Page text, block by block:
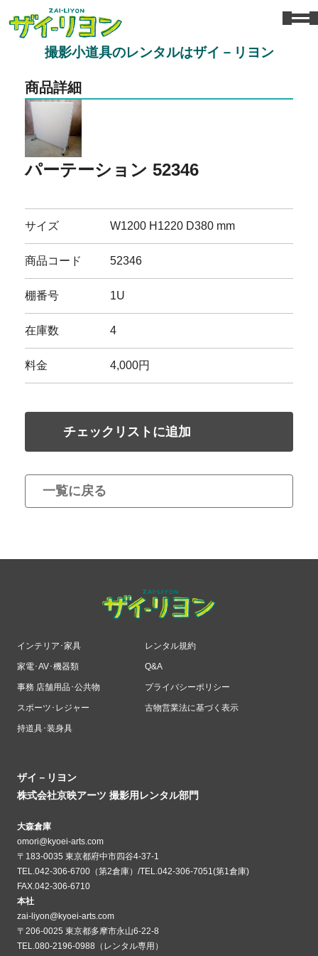
撮影小道具のレンタルはザイ－リヨン
商品詳細
パーテーション 52346
サイズ W1200 H1220 D380 mm
商品コード 52346
棚番号 1U
在庫数 4
料金 4,000円
チェックリストに追加
一覧に戻る
インテリア･家具
家電･AV･機器類
事務 店舗用品･公共物
スポーツ･レジャー
持道具･装身具
レンタル規約
Q&A
プライバシーポリシー
古物営業法に基づく表示
ザイ－リヨン
株式会社京映アーツ 撮影用レンタル部門
大森倉庫
omori@kyoei-arts.com
〒183-0035 東京都府中市四谷4-37-1
TEL.042-306-6700（第2倉庫）/TEL.042-306-7051(第1倉庫)
FAX.042-306-6710
本社
zai-liyon@kyoei-arts.com
〒206-0025 東京都多摩市永山6-22-8
TEL.080-2196-0988（レンタル専用）